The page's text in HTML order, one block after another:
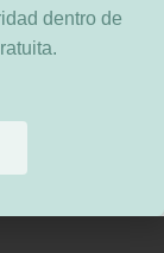
dentro de